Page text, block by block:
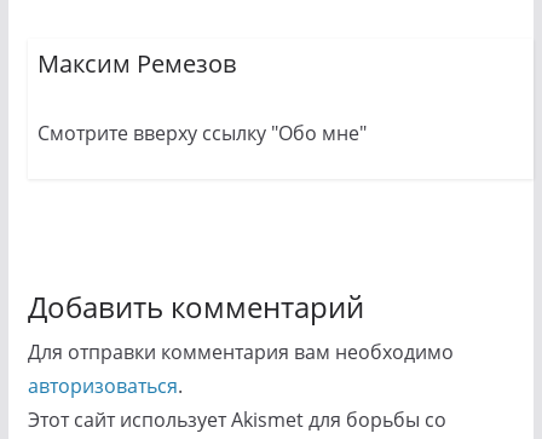
Максим Ремезов
Смотрите вверху ссылку "Обо мне"
Добавить комментарий
Для отправки комментария вам необходимо
авторизоваться.
Этот сайт использует Akismet для борьбы со